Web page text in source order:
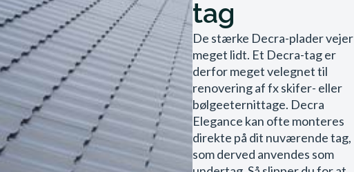
tag
De stærke Decra-plader vejer
meget lidt. Et Decra-tag er
derfor meget velegnet til
renovering af fx skifer- eller
bølgeeternittage. Decra
Elegance kan ofte monteres
direkte på dit nuværende tag,
som derved anvendes som